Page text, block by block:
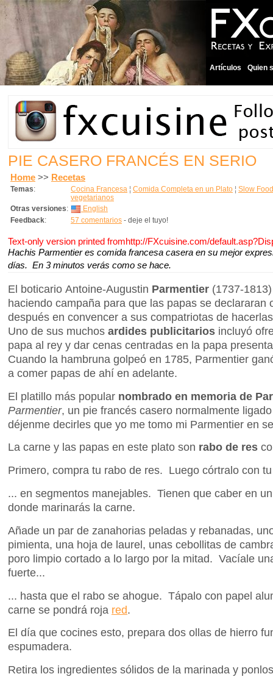
Artículos Quien
PIE CASERO FRANCÉS EN SERIO
Home >> Recetas
Temas: Cocina Francesa ¦ Comida Completa en un Plato ¦ Slow
vegetarianos
Otras versiones:
English
Feedback: 57 comentarios - deje el tuyo!
Text-only version printed fromhttp://FXcuisine.com/
Hachis Parmentier es comida francesa casera en su mejor
días. En 3 minutos verás como se hace.
El boticario Antoine-Augustin Parmentier (1737-
haciendo campaña para que las papas se declararan
después en convencer a sus compatriotas de
Uno de sus muchos ardides publicitarios incluyó
papa al rey y dar cenas centradas en la papa
Cuando la hambruna golpeó en 1785, Parmentier
a comer papas de ahí en adelante.
El platillo más popular nombrado en memoria de
Parmentier, un pie francés casero normalmente
déjenme decirles que yo me tomo mi Parmentier en
La carne y las papas en este plato son rabo de res
Primero, compra tu rabo de res. Luego córtralo con
... en segmentos manejables. Tienen que caber en
donde marinarás la carne.
Añade un par de zanahorias peladas y rebanadas,
pimienta, una hoja de laurel, unas cebollitas de
poro limpio cortado a lo largo por la mitad. Vacíale
fuerte...
... hasta que el rabo se ahogue. Tápalo con papel
carne se pondrá roja red.
El día que cocines esto, prepara dos ollas de hierro
espumadera.
Retira los ingredientes sólidos de la marinada y